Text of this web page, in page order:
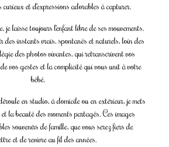
et d’expressions adorables à capturer.
je laisse toujours l’enfant libre de ses mouvements.
des instants vrais, spontanés et naturels, loin des
des photos vivantes, qui retranscrivent vos
vos gestes et la complicité qui vous unit à votre
bébé.
en studio, à domicile ou en extérieur, je mets
la beauté des moments partagés. Ces images
souvenirs de famille, que vous serez fiers de
et de revivre au fil des années.